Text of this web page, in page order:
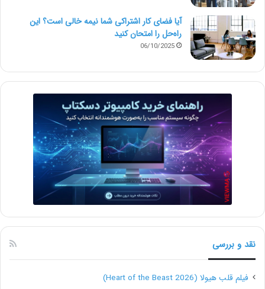
آیا فضای کار اشتراکی شما نیمه‌ خالی است؟ این
راه‌حل را امتحان کنید
06/10/2025
نقد و بررسی
فیلم قلب هیولا (Heart of the Beast 2026)